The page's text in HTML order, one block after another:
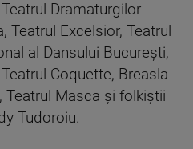
Dramaturgilor
Teatrul Excelsior, Teatrul
al Dansului Bucureşti,
Coquette, Breasla
Teatrul Masca şi folkiştii
Tudoroiu.